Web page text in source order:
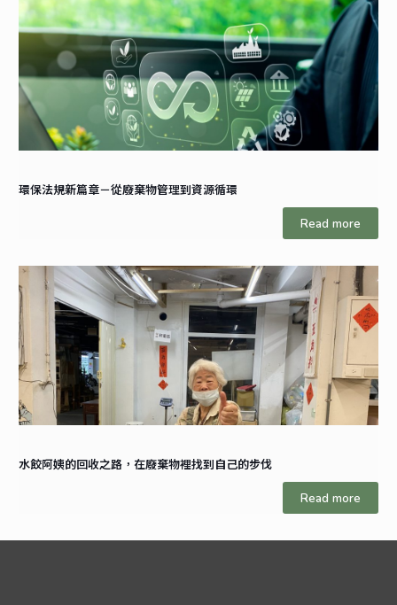
環保法規新篇章－從廢棄物管理到資源循環
Read more
水餃阿姨的回收之路，在廢棄物裡找到自己的步伐
Read more